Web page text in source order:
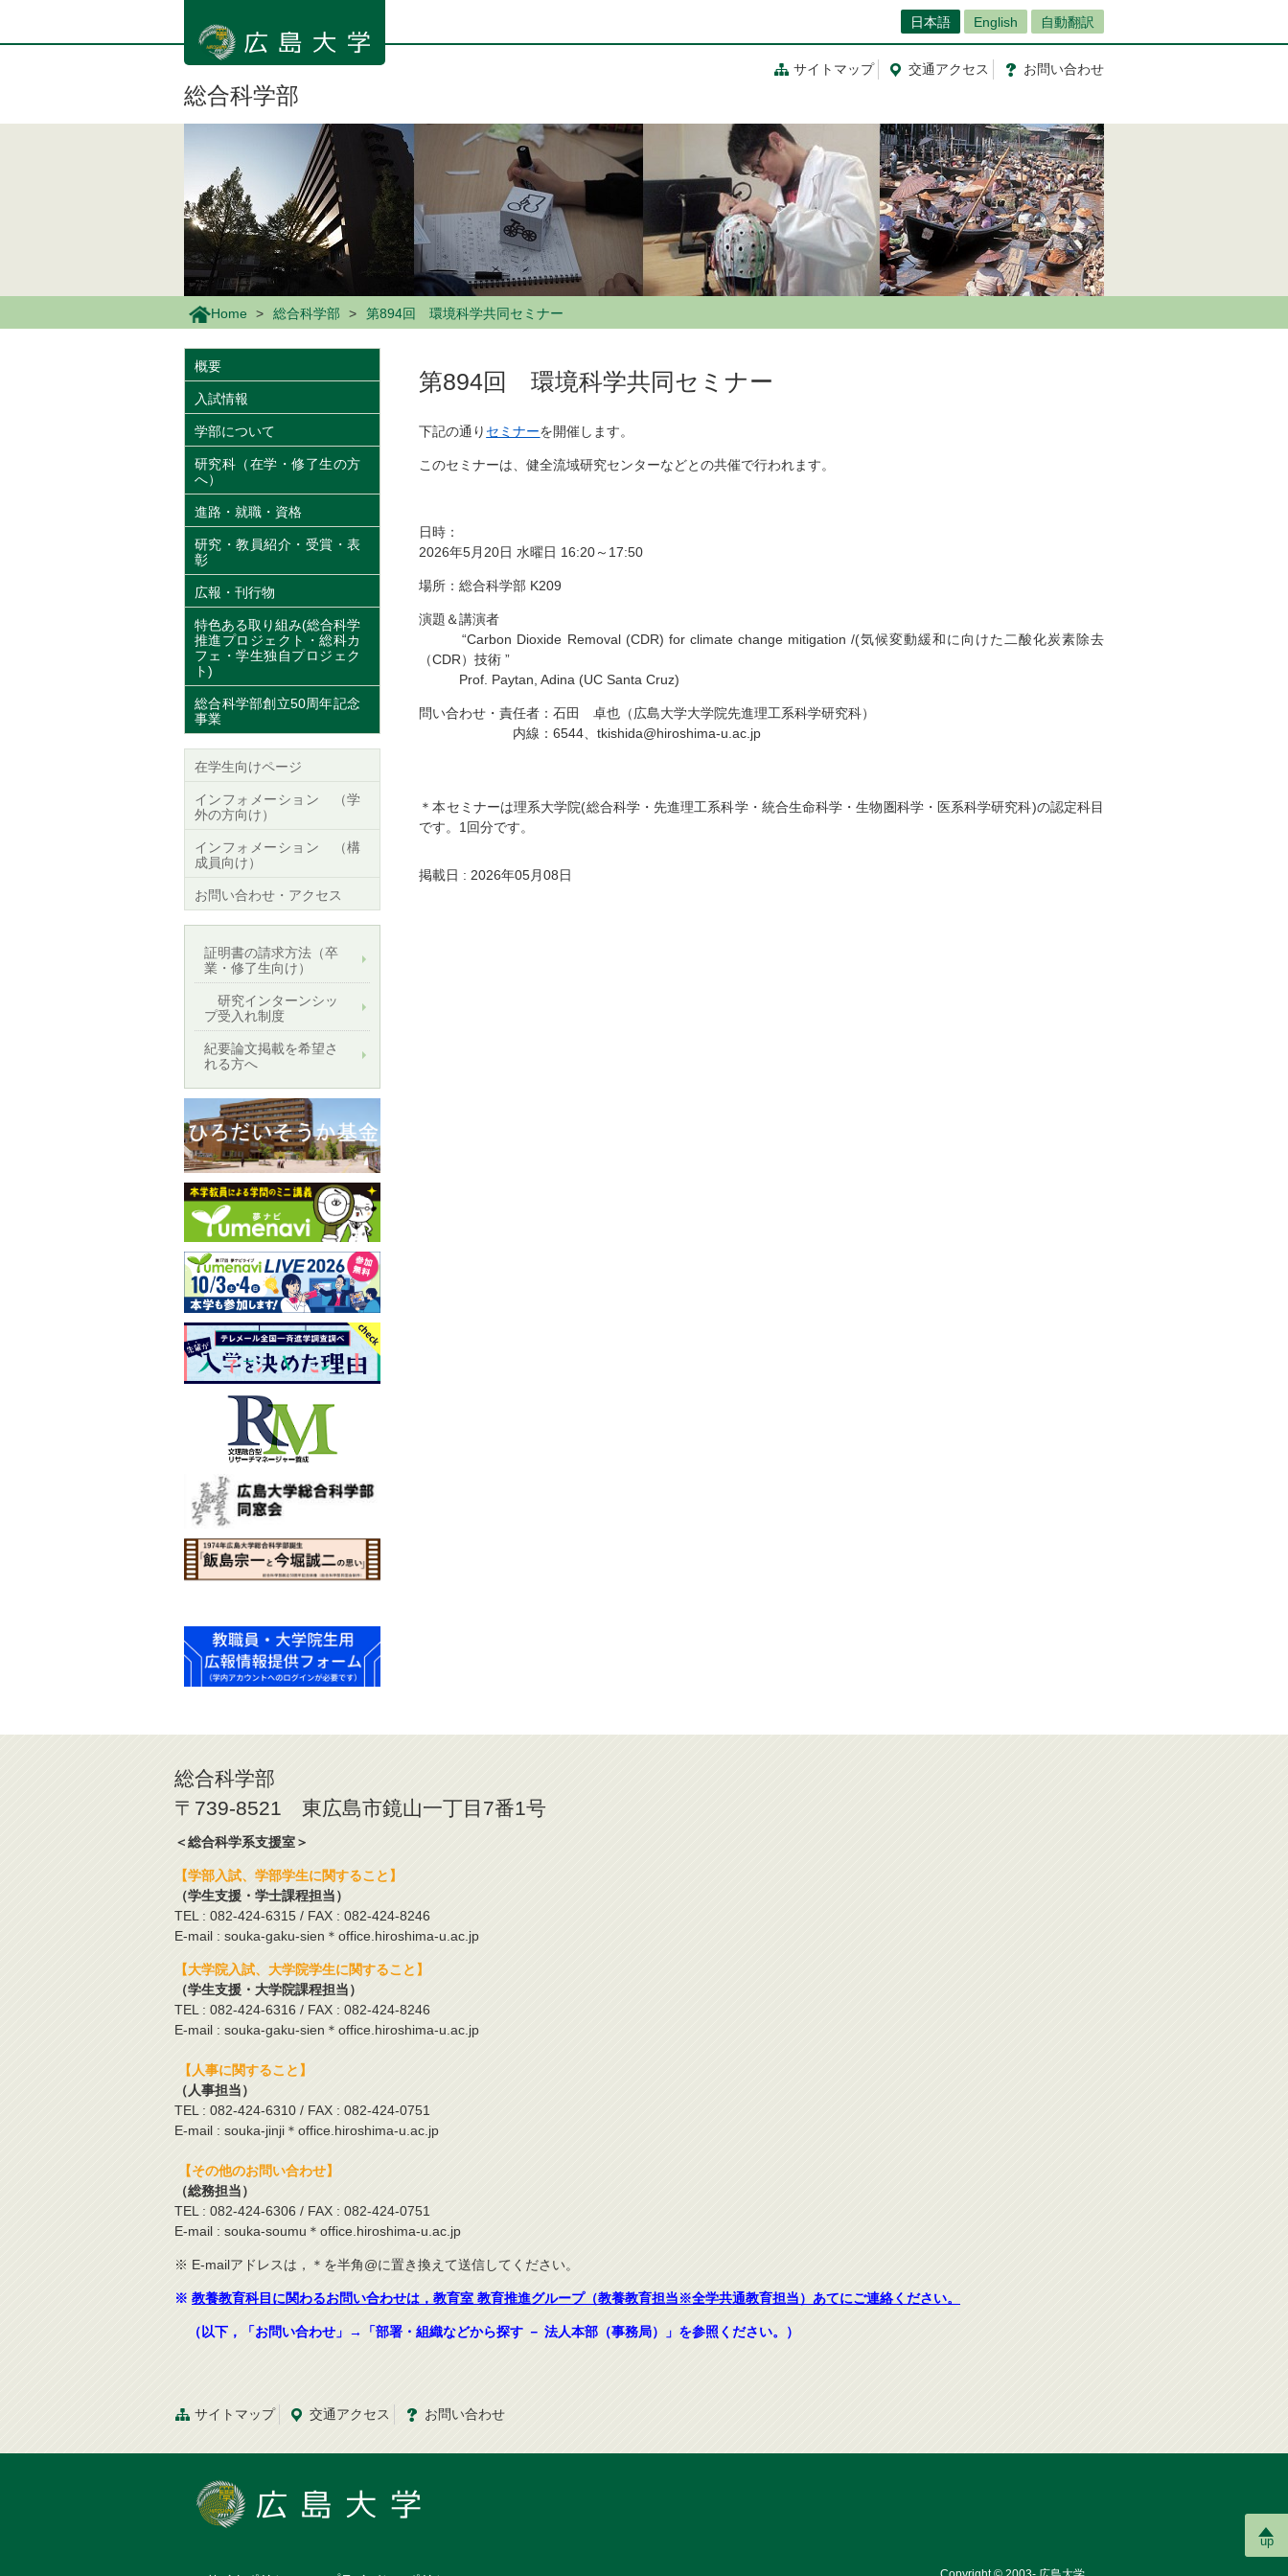
ン
日本語 English 自動翻訳
サイトマップ 交通アクセス お問い合わせ
総合科学部
Home 総合科学部 第894回 環境科学共同セミナー
第894回 環境科学共同セミナー
下記の通り セミナーを開催します。
このセミナーは、健全流域研究センターなどとの共催で行われます。
日時：
2026年5月20日 水曜日 16:20～17:50
場所：総合科学部 K209
演題＆講演者
“Carbon Dioxide Removal (CDR) for climate change mitigation /(気候変動緩和に向けた二酸化炭素除去
（CDR）技術 ”
Prof. Paytan, Adina (UC Santa Cruz)
問い合わせ・責任者：石田 卓也（広島大学大学院先進理工系科学研究科）
内線：6544、tkishida@hiroshima-u.ac.jp
＊本セミナーは理系大学院(総合科学・先進理工系科学・統合生命科学・生物圏科学・医系科学研究科)の認定科目
です。1回分です。
掲載日 : 2026年05月08日
概要
入試情報
学部について
研究科（在学・修了生の方
へ）
進路・就職・資格
研究・教員紹介・受賞・表
彰
広報・刊行物
特色ある取り組み(総合科学
推進プロジェクト・総科カ
フェ・学生独自プロジェク
ト)
総合科学部創立50周年記念
事業
在学生向けページ
インフォメーション （学
外の方向け）
インフォメーション （構
成員向け）
お問い合わせ・アクセス
証明書の請求方法（卒
業・修了生向け）
研究インターンシッ
プ受入れ制度
紀要論文掲載を希望さ
れる方へ
up
総合科学部
〒739-8521 東広島市鏡山一丁目7番1号
＜総合科学系支援室＞
【学部入試、学部学生に関すること】
（学生支援・学士課程担当）
TEL : 082-424-6315 / FAX : 082-424-8246
E-mail : souka-gaku-sien＊office.hiroshima-u.ac.jp
【大学院入試、大学院学生に関すること】
（学生支援・大学院課程担当）
TEL : 082-424-6316 / FAX : 082-424-8246
E-mail : souka-gaku-sien＊office.hiroshima-u.ac.jp
【人事に関すること】
（人事担当）
TEL : 082-424-6310 / FAX : 082-424-0751
E-mail : souka-jinji＊office.hiroshima-u.ac.jp
【その他のお問い合わせ】
（総務担当）
TEL : 082-424-6306 / FAX : 082-424-0751
E-mail : souka-soumu＊office.hiroshima-u.ac.jp
※ E-mailアドレスは，＊を半角@に置き換えて送信してください。
※ 教養教育科目に関わるお問い合わせは，教育室 教育推進グループ（教養教育担当※全学共通教育担当）あてにご連絡ください。
（以下，「お問い合わせ」→「部署・組織などから探す － 法人本部（事務局）」を参照ください。）
サイトマップ 交通アクセス お問い合わせ